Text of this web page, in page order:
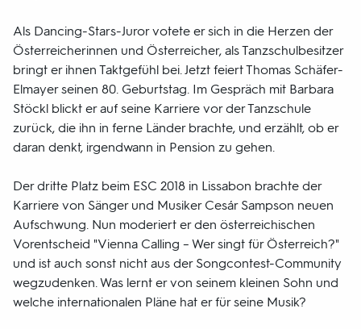
Als Dancing-Stars-Juror votete er sich in die Herzen der
Österreicherinnen und Österreicher, als Tanzschulbesitzer
bringt er ihnen Taktgefühl bei. Jetzt feiert Thomas Schäfer-
Elmayer seinen 80. Geburtstag. Im Gespräch mit Barbara
Stöckl blickt er auf seine Karriere vor der Tanzschule
zurück, die ihn in ferne Länder brachte, und erzählt, ob er
daran denkt, irgendwann in Pension zu gehen.
Der dritte Platz beim ESC 2018 in Lissabon brachte der
Karriere von Sänger und Musiker Cesár Sampson neuen
Aufschwung. Nun moderiert er den österreichischen
Vorentscheid "Vienna Calling – Wer singt für Österreich?"
und ist auch sonst nicht aus der Songcontest-Community
wegzudenken. Was lernt er von seinem kleinen Sohn und
welche internationalen Pläne hat er für seine Musik?